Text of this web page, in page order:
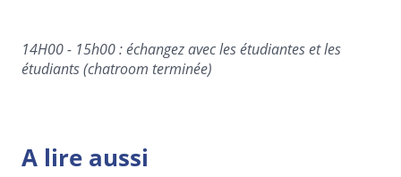
14H00 - 15h00 : échangez avec les étudiantes et les
étudiants (chatroom terminée)
A lire aussi